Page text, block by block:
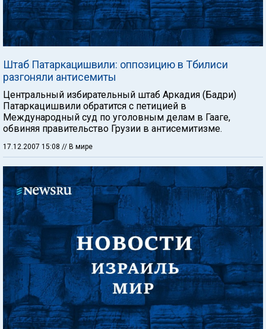
Штаб Патаркацишвили: оппозицию в Тбилиси
разгоняли антисемиты
Центральный избирательный штаб Аркадия (Бадри)
Патаркацишвили обратится с петицией в
Международный суд по уголовным делам в Гааге,
обвиняя правительство Грузии в антисемитизме.
17.12.2007 15:08 // В мире